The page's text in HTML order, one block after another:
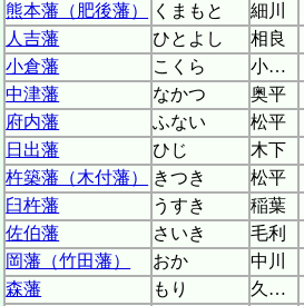
熊本藩（肥後藩）
くまもと 細川
人吉藩
ひとよし 相良
小倉藩
こくら 小笠原
中津藩
なかつ 奥平
府内藩
ふない 松平
日出藩
ひじ 木下
杵築藩（木付藩）
きつき 松平
臼杵藩
うすき 稲葉
佐伯藩
さいき 毛利
岡藩（竹田藩）
おか 中川
森藩
もり 久留島